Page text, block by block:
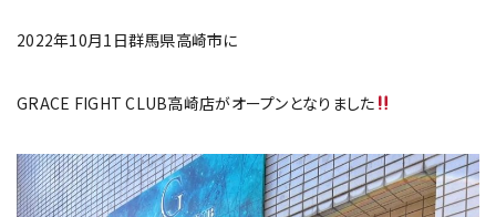
2022年10月1日群馬県高崎市に
GRACE FIGHT CLUB高崎店がオープンとなりました